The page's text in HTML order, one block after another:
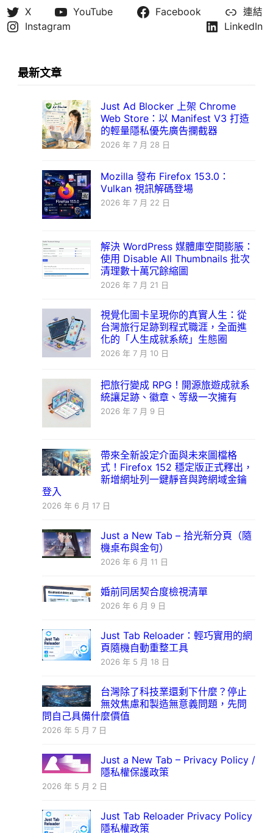
X YouTube Facebook
連結
Instagram
LinkedIn
最新文章
Just Ad Blocker 上架 Chrome
Web Store：以 Manifest V3 打造
的輕量隱私優先廣告攔截器
2026 年 7 月 28 日
Mozilla 發布 Firefox 153.0：
Vulkan 視訊解碼登場
2026 年 7 月 22 日
解決 WordPress 媒體庫空間膨脹：
使用 Disable All Thumbnails 批次
清理數十萬冗餘縮圖
2026 年 7 月 21 日
視覺化圖卡呈現你的真實人生：從
台灣旅行足跡到程式職涯，全面進
化的「人生成就系統」生態圈
2026 年 7 月 10 日
把旅行變成 RPG！開源旅遊成就系
統讓足跡、徽章、等級一次擁有
2026 年 7 月 9 日
帶來全新設定介面與未來圖檔格
式！Firefox 152 穩定版正式釋出，
新增網址列一鍵靜音與跨網域金鑰
登入
2026 年 6 月 17 日
Just a New Tab – 拾光新分頁（隨
機桌布與金句）
2026 年 6 月 11 日
婚前同居契合度檢視清單
2026 年 6 月 9 日
Just Tab Reloader：輕巧實用的網
頁隨機自動重整工具
2026 年 5 月 18 日
台灣除了科技業還剩下什麼？停止
無效焦慮和製造無意義問題，先問
問自己具備什麼價值
2026 年 5 月 7 日
Just a New Tab – Privacy Policy /
隱私權保護政策
2026 年 5 月 2 日
Just Tab Reloader Privacy Policy
隱私權政策